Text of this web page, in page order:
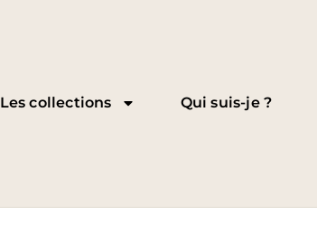
Les collections Qui suis-je ?